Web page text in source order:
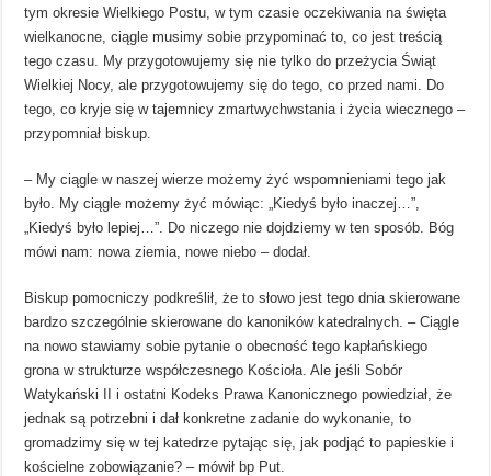
tym okresie Wielkiego Postu, w tym czasie oczekiwania na święta
wielkanocne, ciągle musimy sobie przypominać to, co jest treścią
tego czasu. My przygotowujemy się nie tylko do przeżycia Świąt
Wielkiej Nocy, ale przygotowujemy się do tego, co przed nami. Do
tego, co kryje się w tajemnicy zmartwychwstania i życia wiecznego –
przypomniał biskup.
– My ciągle w naszej wierze możemy żyć wspomnieniami tego jak
było. My ciągle możemy żyć mówiąc: „Kiedyś było inaczej…”,
„Kiedyś było lepiej…”. Do niczego nie dojdziemy w ten sposób. Bóg
mówi nam: nowa ziemia, nowe niebo – dodał.
Biskup pomocniczy podkreślił, że to słowo jest tego dnia skierowane
bardzo szczególnie skierowane do kanoników katedralnych. – Ciągle
na nowo stawiamy sobie pytanie o obecność tego kapłańskiego
grona w strukturze współczesnego Kościoła. Ale jeśli Sobór
Watykański II i ostatni Kodeks Prawa Kanonicznego powiedział, że
jednak są potrzebni i dał konkretne zadanie do wykonanie, to
gromadzimy się w tej katedrze pytając się, jak podjąć to papieskie i
kościelne zobowiązanie? – mówił bp Put.